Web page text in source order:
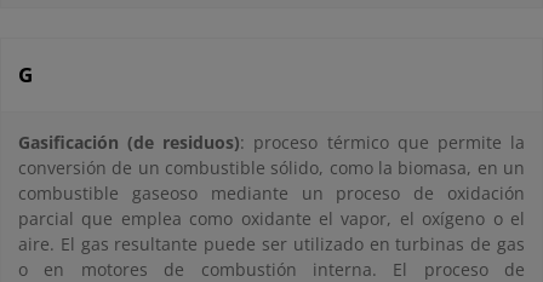
G
Gasificación (de residuos): proceso térmico que permite la
conversión de un combustible sólido, como la biomasa, en un
combustible gaseoso mediante un proceso de oxidación
parcial que emplea como oxidante el vapor, el oxígeno o el
aire. El gas resultante puede ser utilizado en turbinas de gas
o en motores de combustión interna. El proceso de